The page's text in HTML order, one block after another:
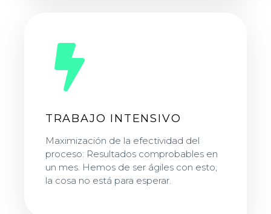
TRABAJO INTENSIVO
Maximización de la efectividad del
proceso: Resultados comprobables en
un mes. Hemos de ser ágiles con esto,
la cosa no está para esperar.